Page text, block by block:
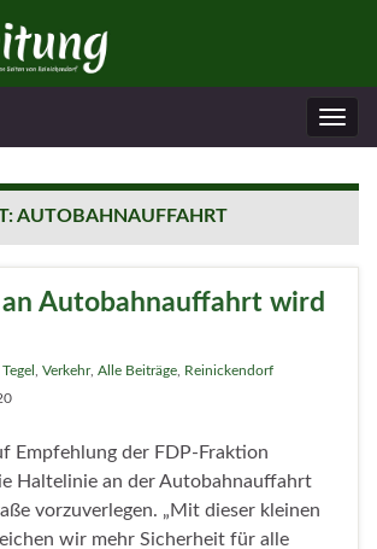
AUTOBAHNAUFFAHRT
Autobahnauffahrt wird
Tegel Verkehr, Alle Beiträge
Reinickendorf
Empfehlung der FDP-Fraktion
Haltelinie an der Autobahnauffahrt
vorzuverlegen. „Mit dieser kleinen
wir mehr Sicherheit für alle